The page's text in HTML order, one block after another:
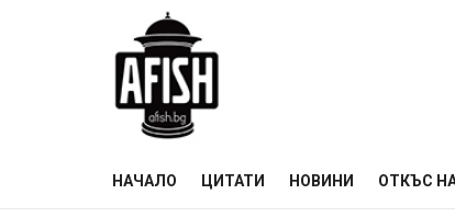
НАЧАЛО ЦИТАТИ НОВИНИ ОТКЪС